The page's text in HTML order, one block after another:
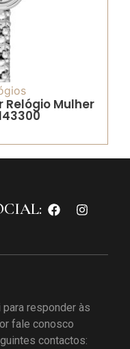
Relógio Mulher
responder às
fale conosco
contactos: